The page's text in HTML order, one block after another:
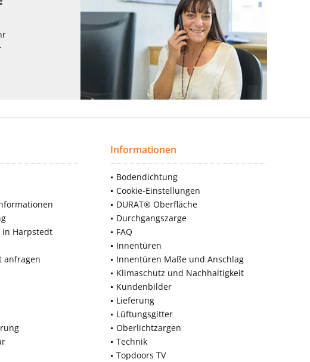
Harpstedt
anfragen
Informationen
Bodendichtung
Cookie-Einstellungen
DURAT® Oberfläche
Durchgangszarge
FAQ
Innentüren
Innentüren Maße und Anschlag
Klimaschutz und Nachhaltigkeit
Kundenbilder
Lieferung
Lüftungsgitter
Oberlichtzargen
Technik
Topdoors TV